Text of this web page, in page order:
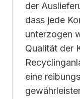
der
dass jede
unterzogen
Qualität der
eine